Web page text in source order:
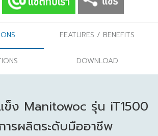
FEATURES / BENEFITS
DOWNLOAD
ข็ง Manitowoc รุ่น iT1500
รผลิตระดับมืออาชีพ